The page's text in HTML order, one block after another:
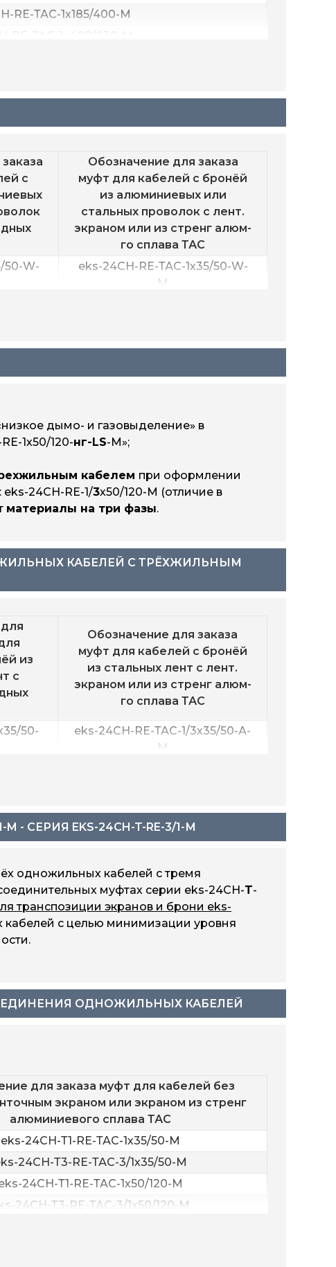
RE-ТАС-1х185/400-M
с
Обозначение для заказа
муфт для кабелей с бронёй
из алюминиевых или
стальных проволок с лент.
экраном или из стренг алюм-
го сплава ТАС
50-W-
eks-24CH-RE-ТАС-1х35/50-W-
M
400-
eks-24CH-RE-ТАС-1х185/400-
630-
дымо- и газовыделение» в
1х50/120-нг-LS-M»;
кабелем при оформлении
24CH-RE-1/3х50/120-M (отличие в
материалы на три фазы.
КАБЕЛЕЙ С ТРЁХЖИЛЬНЫМ
из
с
Обозначение для заказа
муфт для кабелей с бронёй
из стальных лент с лент.
экраном или из стренг алюм-
го сплава ТАС
50-
eks-24CH-RE-ТАС-1/3х35/50-А-
M
M
А-M
eks-24CH-RE-ТАС-1/3х185/400-
СЕРИЯ EKS-24CH-T-RE-3/1-М
одножильных кабелей с тремя
муфтах серии eks-24CH-T-
транспозиции экранов и брони eks-
с целью минимизации уровня
ОДНОЖИЛЬНЫХ КАБЕЛЕЙ
для заказа муфт для кабелей без
экраном или экраном из стренг
алюминиевого сплава ТАС
eks-24CH-Т1-RE-ТАС-1х35/50-M
24CH-Т3-RE-ТАС-3/1х35/50-M
24CH-Т1-RE-ТАС-1х50/120-M
24CH-Т3-RE-ТАС-3/1х50/120-M